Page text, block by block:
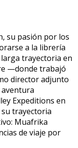
su pasión por los
a la librería
trayectoria en
—donde trabajó
director adjunto
Expeditions en
su trayectoria
Muafrika
de viaje por